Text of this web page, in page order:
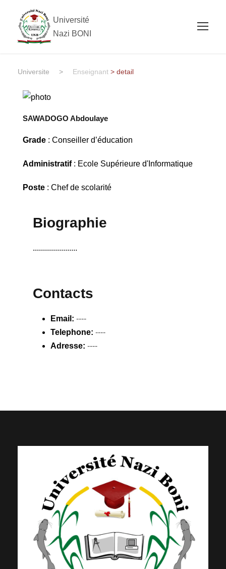
Université
Nazi BONI
Universite > Enseignant > detail
SAWADOGO Abdoulaye
Grade: Conseiller d’éducation
Administratif : Ecole Supérieure d'Informatique
Poste: Chef de scolarité
Biographie
......................
Contacts
Email: ----
Telephone: ----
Adresse: ----